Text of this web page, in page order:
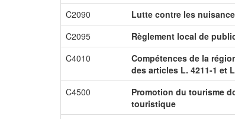
C2090 Lutte contre les
C2095 Règlement local de
C4010
Compétences de la
des articles L. 4211-1 et
C4500
Promotion du tourisme
touristique